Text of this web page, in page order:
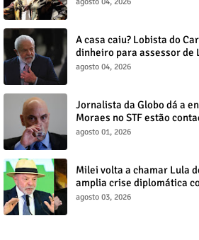
A casa caiu? Lobista do
dinheiro para assessor de
agosto 04, 2026
Jornalista da Globo dá a
Moraes no STF estão
direita no Senado
agosto 01, 2026
Milei volta a chamar Lula
amplia crise diplomática
agosto 03, 2026